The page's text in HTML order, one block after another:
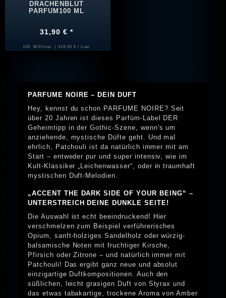
DRACHENBLUT
PARFUM100 ML
31,90 € *
100 Milliliter | 319,00 € / Liter
PARFUME NOIRE – DEIN DUFT
Hey, kennst du schon PARFUME NOIRE? Seit
über 20 Jahren ist dieses Parfüm-Label DER
Geheimtipp in der Gothic-Szene, wenn's um
anziehende, mystische Düfte geht. Und mal
ehrlich, Patchouli ist da natürlich immer mit am
Start – entweder pur und super intensiv, wie im
Kult-Klassiker „Leichenwasser“, oder in traumhaft
mystischen Duft-Melodien.
„ACCENT THE DARK SIDE OF YOUR BEING“ –
UNTERSTREICH DEINE DUNKLE SEITE!
Die Auswahl ist echt beeindruckend! Hier
verschmelzen zum Beispiel verführerisches
Opium, sanft-holziges Sandelholz oder würzig-
balsamische Noten mit fruchtiger Kirsche,
Pfirsich oder Zitrone – und natürlich immer mit
Patchouli! Das ergibt ganz neue und absolut
einzigartige Duftkompositionen. Auch den
süßlichen, leicht grasigen Duft von Styrax und
das etwas tabakartige, trockene Aroma von Amber